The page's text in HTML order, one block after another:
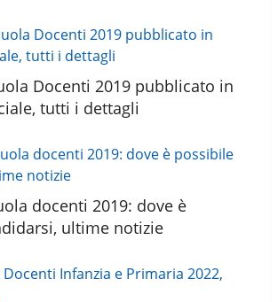
Docenti 2019 pubblicato in
tutti i dettagli
docenti 2019: dove è
ultime notizie